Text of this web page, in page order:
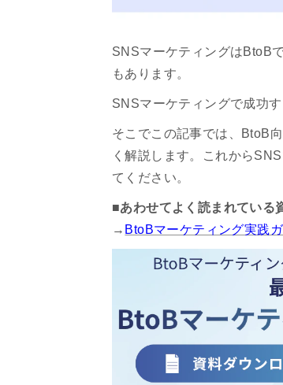
SNSマーケティングはBtoB
もあります。
SNSマーケティングで成功
そこでこの記事では、BtoB
く解説します。これから
てください。
■あわせてよく読まれている
→ BtoBマーケティング実践